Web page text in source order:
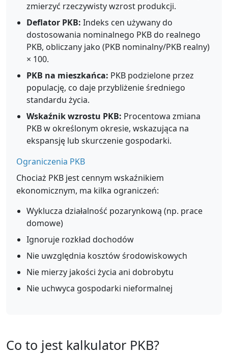
zmierzyć rzeczywisty wzrost produkcji.
Deflator PKB: Indeks cen używany do
dostosowania nominalnego PKB do realnego
PKB, obliczany jako (PKB nominalny/PKB realny)
× 100.
PKB na mieszkańca: PKB podzielone przez
populację, co daje przybliżenie średniego
standardu życia.
Wskaźnik wzrostu PKB: Procentowa zmiana
PKB w określonym okresie, wskazująca na
ekspansję lub skurczenie gospodarki.
Ograniczenia PKB
Chociaż PKB jest cennym wskaźnikiem
ekonomicznym, ma kilka ograniczeń:
Wyklucza działalność pozarynkową (np. prace
domowe)
Ignoruje rozkład dochodów
Nie uwzględnia kosztów środowiskowych
Nie mierzy jakości życia ani dobrobytu
Nie uchwyca gospodarki nieformalnej
Co to jest kalkulator PKB?